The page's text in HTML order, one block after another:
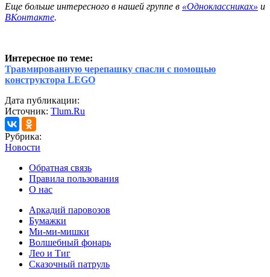
Еще больше интересного в нашей группе в «Одноклассниках» и
ВКонтакте.
Интересное по теме:
Травмированную черепашку спасли с помощью
конструктора LEGO
Дата публикации:
Источник: Tlum.Ru
Рубрика:
Новости
Обратная связь
Правила пользования
О нас
Аркадий паровозов
Бумажки
Ми-ми-мишки
Волшебный фонарь
Лео и Тиг
Сказочный патруль